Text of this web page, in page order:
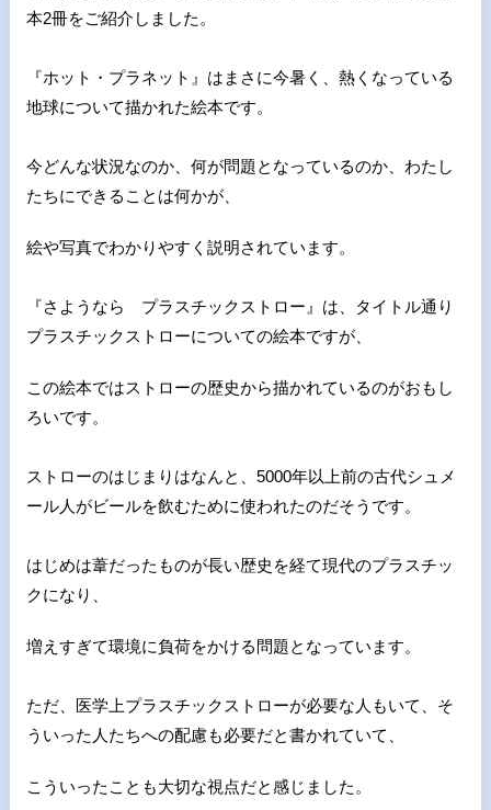
本2冊をご紹介しました。
『ホット・プラネット』はまさに今暑く、熱くなっている
地球について描かれた絵本です。
今どんな状況なのか、何が問題となっているのか、わたし
たちにできることは何かが、
絵や写真でわかりやすく説明されています。
『さようなら プラスチックストロー』は、タイトル通り
プラスチックストローについての絵本ですが、
この絵本ではストローの歴史から描かれているのがおもし
ろいです。
ストローのはじまりはなんと、5000年以上前の古代シュメ
ール人がビールを飲むために使われたのだそうです。
はじめは葦だったものが長い歴史を経て現代のプラスチッ
クになり 、
増えすぎて環境に負荷をかける問題となっています。
ただ、医学上プラスチックストローが必要な人もいて、そ
ういった 人たちへの配慮も必要だと書かれていて、
こういったことも大切な視点だと感じました。